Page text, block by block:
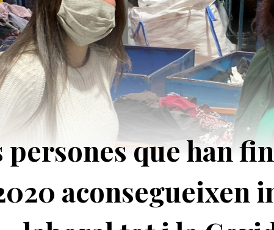
persones que han
aconsegueixen